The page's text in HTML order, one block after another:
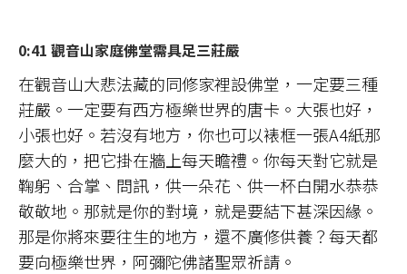
0:41 觀音山家庭佛堂需具足三莊嚴
在觀音山大悲法藏的同修家裡設佛堂，一定要三種
莊嚴。一定要有西方極樂世界的唐卡。大張也好，
小張也好。若沒有地方，你也可以裱框一張A4紙那
麼大的，把它掛在牆上每天瞻禮。你每天對它就是
鞠躬、合掌、問訊，供一朵花、供一杯白開水恭恭
敬敬地。那就是你的對境，就是要結下甚深因緣。
那是你將來要往生的地方，還不廣修供養？每天都
要向極樂世界，阿彌陀佛諸聖眾祈請。